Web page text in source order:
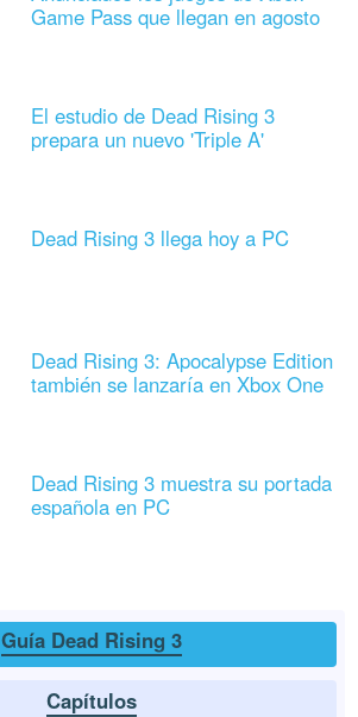
Game Pass que llegan en agosto
El estudio de Dead Rising 3
prepara un nuevo 'Triple A'
Dead Rising 3 llega hoy a PC
Dead Rising 3: Apocalypse Edition
también se lanzaría en Xbox One
Dead Rising 3 muestra su portada
española en PC
Guía Dead Rising 3
Capítulos